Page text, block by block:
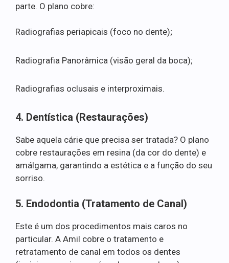
parte. O plano cobre:
Radiografias periapicais (foco no dente);
Radiografia Panorâmica (visão geral da boca);
Radiografias oclusais e interproximais.
4. Dentística (Restaurações)
Sabe aquela cárie que precisa ser tratada? O plano
cobre restaurações em resina (da cor do dente) e
amálgama, garantindo a estética e a função do seu
sorriso.
5. Endodontia (Tratamento de Canal)
Este é um dos procedimentos mais caros no
particular. A Amil cobre o tratamento e
retratamento de canal em todos os dentes